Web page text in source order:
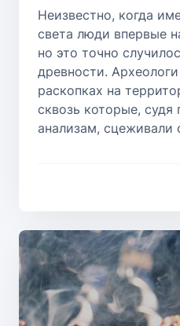
Неизвестно, когда
света люди впервые
но это точно
древности.
раскопках на
сквозь которые,
анализам, сцеживали